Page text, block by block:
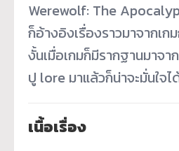
Werewolf: The
ก็อ้างอิงเรื่องราวมาจากเก
งั้นเมื่อเกมก็มีรากฐานมาจา
ปู lore มาแล้วก็น่าจะมั่นใจ
เนื้อเรื่อง